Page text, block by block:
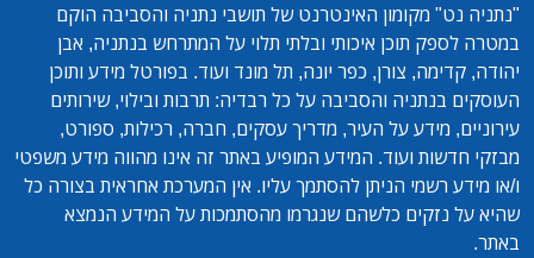
"נתניה נט" מקומון האינטרנט של תושבי נתניה והסביבה הוקם
במטרה לספק תוכן איכותי ובלתי תלוי על המתרחש בנתניה, אבן
יהודה, קדימה, צורן, כפר יונה, תל מונד ועוד. בפורטל מידע ותוכן
העוסקים בנתניה והסביבה על כל רבדיה: תרבות ובילוי, שירותים
עירוניים, מידע על העיר, מדריך עסקים, חברה, רכילות, ספורט,
מבזקי חדשות ועוד. המידע המופיע באתר זה אינו מהווה מידע משפטי
ו/או מידע רשמי הניתן להסתמך עליו. אין המערכת אחראית בצורה כל
שהיא על נזקים כלשהם שנגרמו מהסתמכות על המידע הנמצא
באתר.